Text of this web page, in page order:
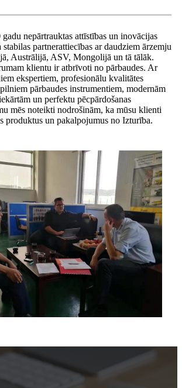
nepārtrauktas attīstības un inovācijas
partnerattiecības ar daudziem ārzemju
Austrālijā, ASV, Mongolijā un tā tālāk.
klientu ir atbrīvoti no pārbaudes. Ar
ekspertiem, profesionālu kvalitātes
pārbaudes instrumentiem, modernām
un perfektu pēcpārdošanas
mēs noteikti nodrošinām, ka mūsu klienti
produktus un pakalpojumus no Izturība.